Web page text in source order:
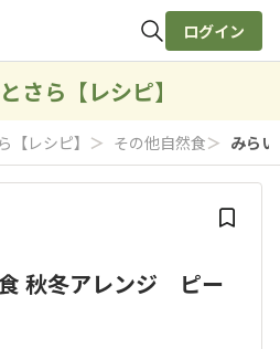
検索
ログイン
さら【レシピ】
【レシピ】 ＞ その他自然食＞ みら
秋冬アレンジ ピー